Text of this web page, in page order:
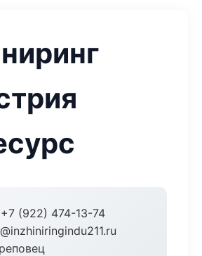
+7 (922) 474-13-74